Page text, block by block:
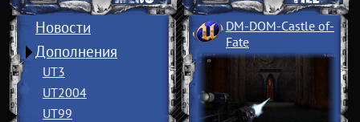
Новости
Дополнения
UT3
UT2004
UT99
DM-DOM-Castle of­
Fate